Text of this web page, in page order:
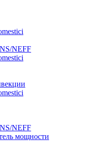
NEFF
NEFF
мощности